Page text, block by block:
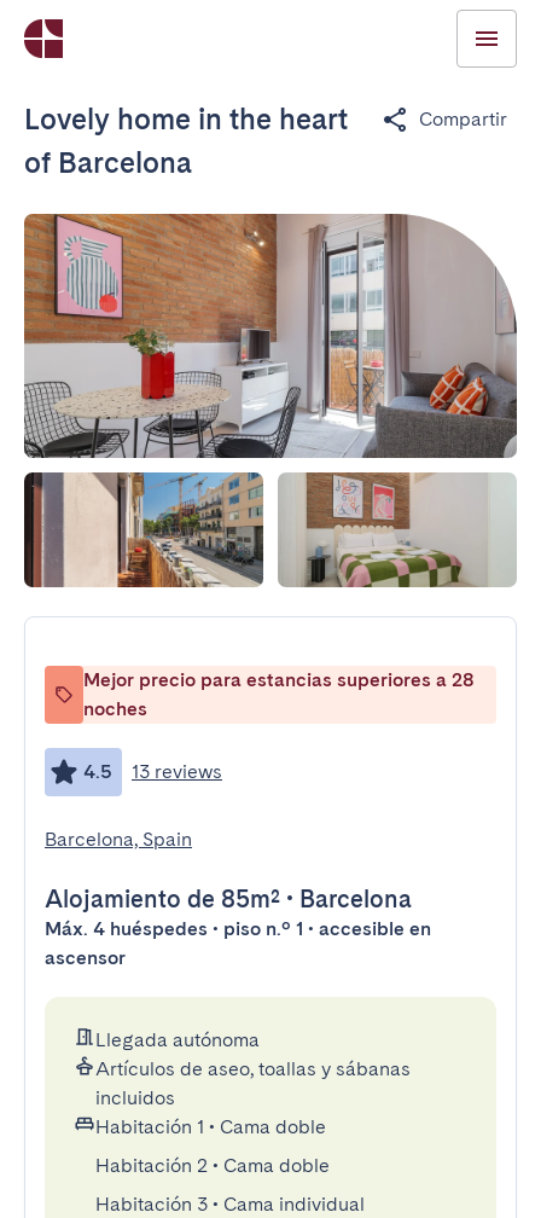
Lovely home in the heart
of Barcelona
Compartir
Mejor precio para estancias superiores a 28
noches
4.5 13 reviews
Barcelona, Spain
Alojamiento de 85m² • Barcelona
Máx. 4 huéspedes • piso n.º 1 • accesible en
ascensor
Llegada autónoma
Artículos de aseo, toallas y sábanas
incluidos
Habitación 1 • Cama doble
Habitación 2 • Cama doble
Habitación 3 • Cama individual